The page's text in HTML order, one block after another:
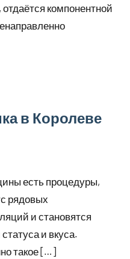
компонентной
в Королеве
есть процедуры,
рядовых
и становятся
и вкуса.
такое […]